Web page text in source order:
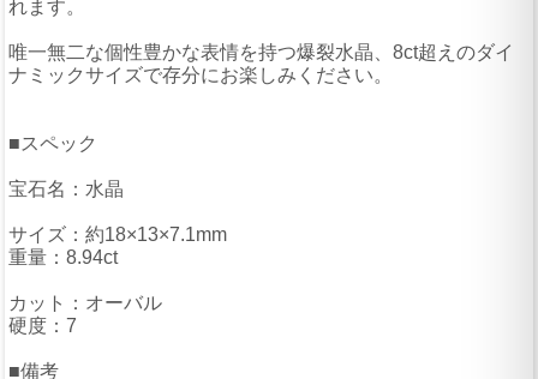
れます。
唯一無二な個性豊かな表情を持つ爆裂水晶、8ct超えのダイ
ナミックサイズで存分にお楽しみください。
■スペック
宝石名：水晶
サイズ：約18×13×7.1mm
重量：8.94ct
カット：オーバル
硬度：7
■備考